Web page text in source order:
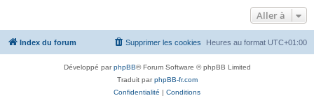
c
e
Aller à
Index du forum Heures au format UTC+01:00
Supprimer les cookies
Développé parphpBB® Forum Software © phpBB Limited
Traduit parphpBB-fr.com
Confidentialité | Conditions